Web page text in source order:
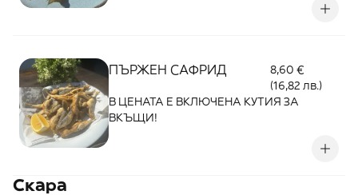
ПЪРЖЕН САФРИД
8,60 €
(16,82 лв.)
В ЦЕНАТА Е ВКЛЮЧЕНА КУТИЯ ЗА
ВКЪЩИ!
Скара